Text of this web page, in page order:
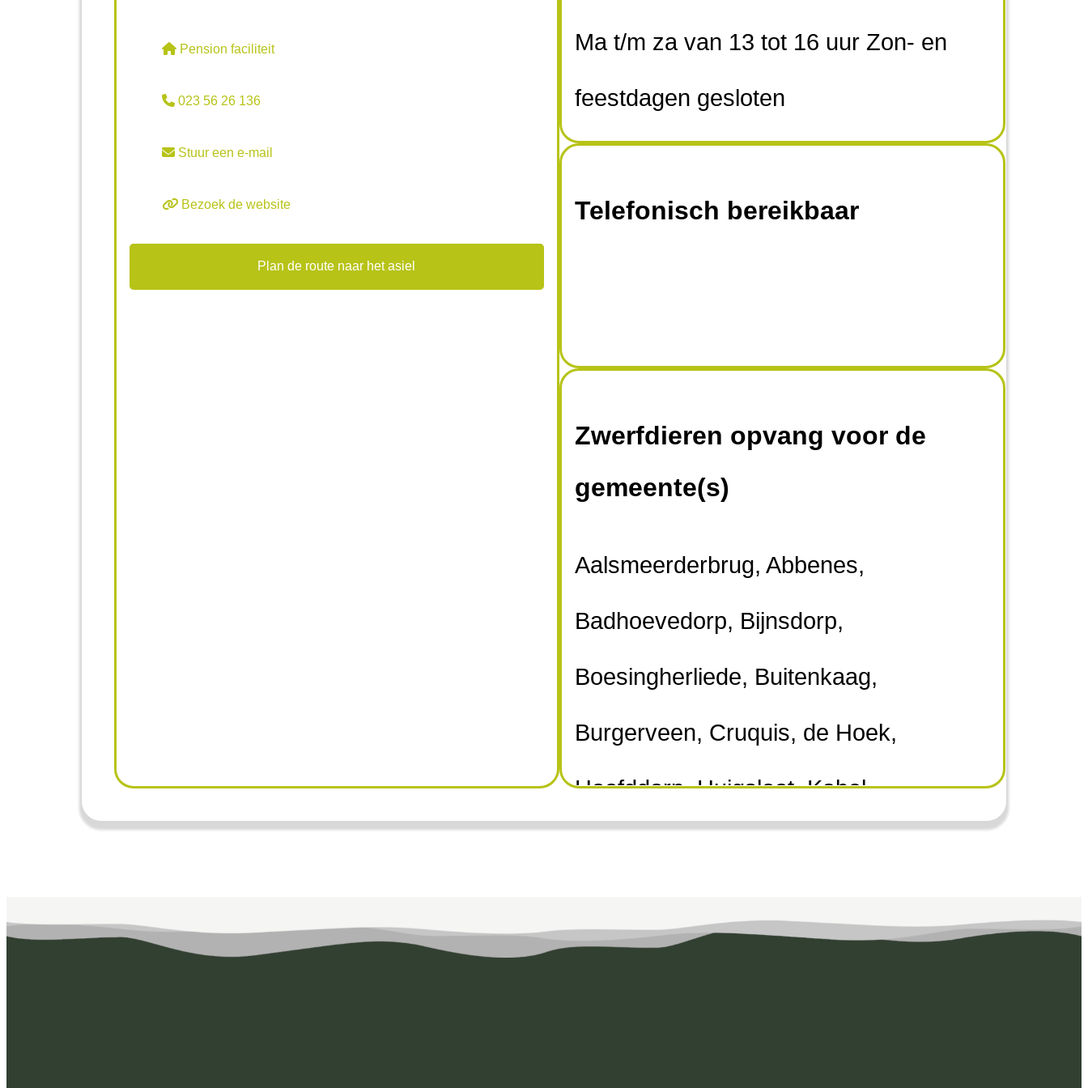
Pension faciliteit
023 56 26 136
Stuur een e-mail
Bezoek de website
Plan de route naar het asiel
Ma t/m za van 13 tot 16 uur Zon- en
feestdagen gesloten
Telefonisch bereikbaar
Zwerfdieren opvang voor de
gemeente(s)
Aalsmeerderbrug, Abbenes,
Badhoevedorp, Bijnsdorp,
Boesingherliede, Buitenkaag,
Burgerveen, Cruquis, de Hoek,
Hoofddorp, Huigsloot, Kabel,
Vennep, OudeMeer, Rijssenhout,